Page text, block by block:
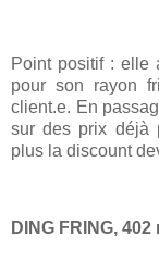
Point positif : elle
pour son rayon
client.e. En
sur des prix déjà
plus la discount
DING FRING,